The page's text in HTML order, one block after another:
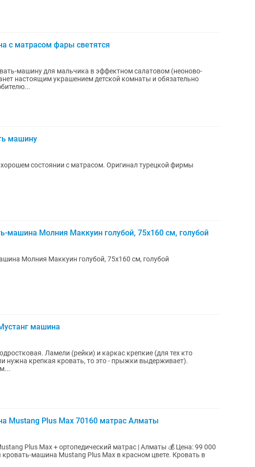
с матрасом фары светятся
машину для мальчика в эффектном салатовом (неоново-
настоящим украшением детской комнаты и обязательно
машину
состоянии с матрасом. Оригинал турецкой фирмы
машина Молния Маккуин голубой, 75x160 см, голубой
Молния Маккуин голубой, 75x160 см, голубой
машина
Ламели (рейки) и каркас крепкие (для тех кто
нужна крепкая кровать, то это - прыжки выдерживает).
Mustang Plus Max 70160 матрас Алматы
Plus Max + ортопедический матрас | Алматы 💰 Цена: 99 000